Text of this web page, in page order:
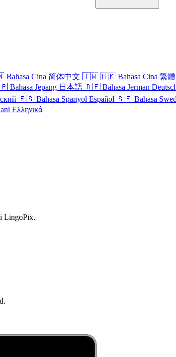
Bahasa Cina 简体中文 🇹🇼 🇭🇰 Bahasa Cina 繁
Bahasa Jepang 日本語 🇩🇪 Bahasa Jerman
🇪🇸 Bahasa Spanyol Español 🇸🇪 Bahasa
Ελληνικά
LingoPix.